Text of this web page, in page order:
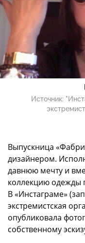
Источник:
Выпускница
дизайнером.
давнюю мечту и
коллекцию одежды
В «Инстаграме»
экстремистская
опубликовала
собственному